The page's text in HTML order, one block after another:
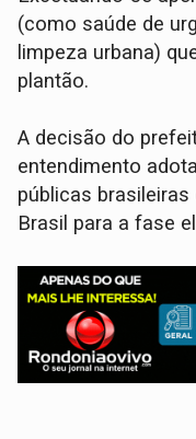
(como saúde de
limpeza urbana)
plantão.
A decisão do
entendimento
públicas
Brasil para a fase